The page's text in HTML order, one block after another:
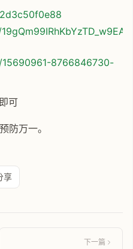
8766846730-
可
防万一。
享
下一篇